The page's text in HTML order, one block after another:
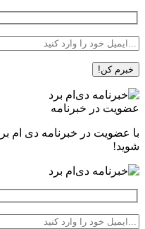
عضویت در خبرنامه
با عضویت در خبرنامه دی ام
شوید!